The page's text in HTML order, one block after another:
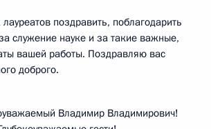
лауреатов поздравить, поблагодарить
служение науке и за такие важные,
вашей работы. Поздравляю вас
доброго.
Владимир Владимирович!